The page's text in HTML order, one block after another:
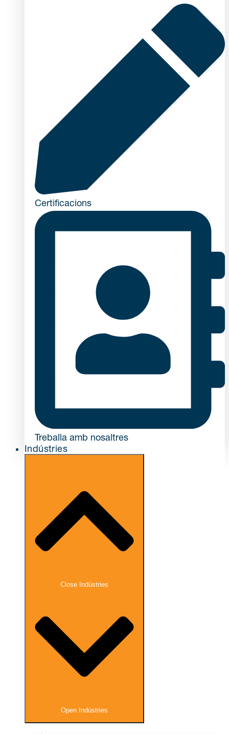
Certificacions
Treballa amb nosaltres
Indústries
Close Indústries
Open Indústries